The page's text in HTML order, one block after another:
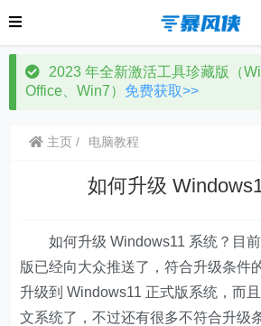
2023 年全新激活工具珍藏版（
Office、Win7） 免费获取>>
主页 电脑教程
如何升级
如何升级 Windows11 系统？目前
版已经向大众推送了，符合升级条件
升级到 Windows11 正式版系统，而
文系统了，不过还有很多不符合升级